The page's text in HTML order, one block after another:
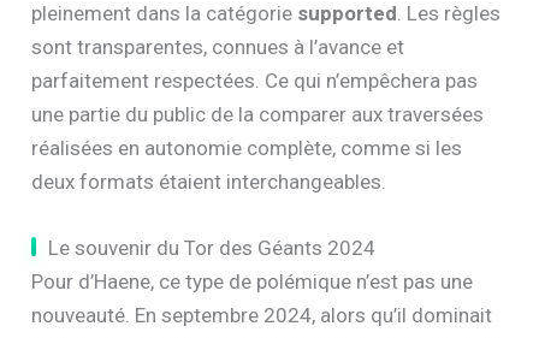
pleinement dans la catégorie supported. Les règles
sont transparentes, connues à l’avance et
parfaitement respectées. Ce qui n’empêchera pas
une partie du public de la comparer aux traversées
réalisées en autonomie complète, comme si les
deux formats étaient interchangeables.
Le souvenir du Tor des Géants 2024
Pour d’Haene, ce type de polémique n’est pas une
nouveauté. En septembre 2024, alors qu’il dominait